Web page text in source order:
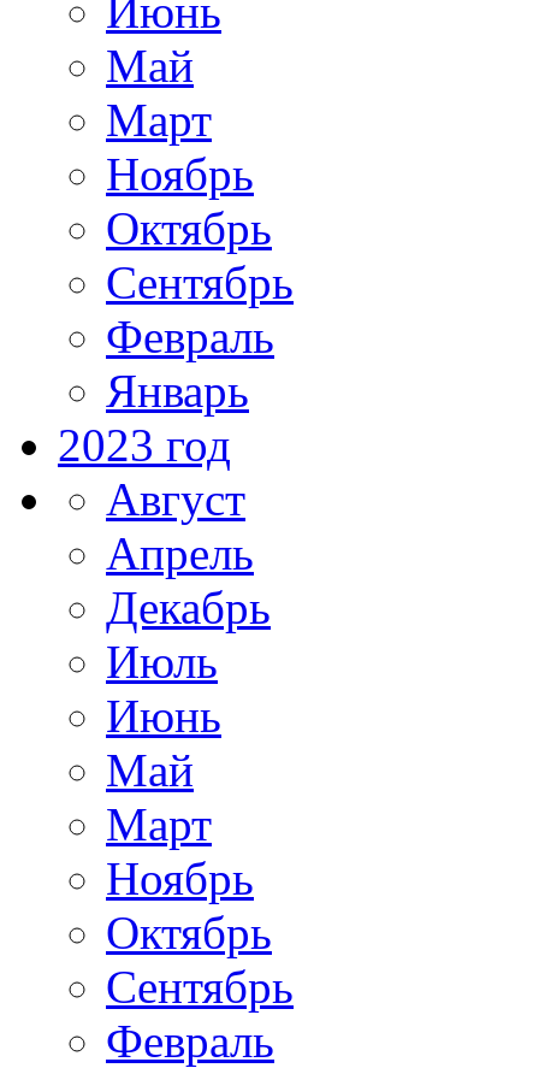
Июнь
Май
Март
Ноябрь
Октябрь
Сентябрь
Февраль
Январь
2023 год
Август
Апрель
Декабрь
Июль
Июнь
Май
Март
Ноябрь
Октябрь
Сентябрь
Февраль